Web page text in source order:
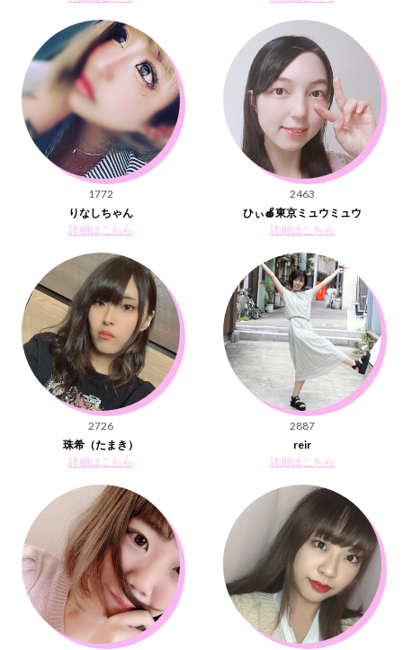
1772
りなしちゃん
詳細はこちら
2463
ひぃ🍎東京ミュウミュウ
詳細はこちら
2726
珠希（たまき）
詳細はこちら
2887
reir
詳細はこちら